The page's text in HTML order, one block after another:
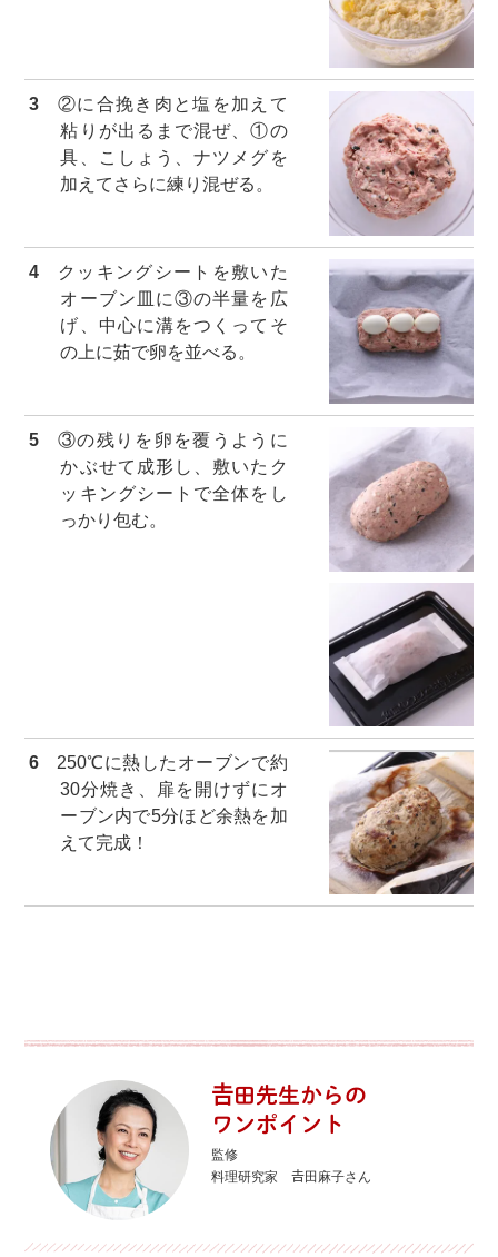
3
②に合挽き肉と塩を加えて
粘りが出るまで混ぜ、①の
具、こしょう、ナツメグを
加えてさらに練り混ぜる。
4
クッキングシートを敷いた
オーブン皿に③の半量を広
げ、中心に溝をつくってそ
の上に茹で卵を並べる。
5
③の残りを卵を覆うように
かぶせて成形し、敷いたク
ッキングシートで全体をし
っかり包む。
6
250℃に熱したオーブンで約
30分焼き、扉を開けずにオ
ーブン内で5分ほど余熱を加
えて完成！
𠮷田先生からの
ワンポイント
監修
料理研究家 𠮷田麻子さん